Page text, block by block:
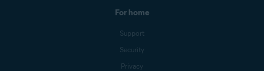
For home
Support
Security
Privacy